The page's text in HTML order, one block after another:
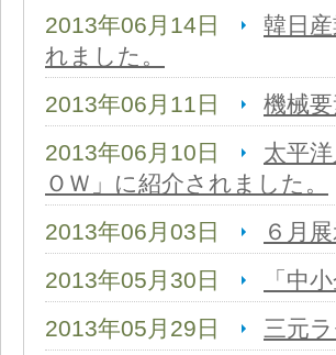
2013年06月14日
韓日
れました。
2013年06月11日
機械
2013年06月10日
太平
ＯＷ」に紹介されました。
2013年06月03日
６月
2013年05月30日
「中
2013年05月29日
三元